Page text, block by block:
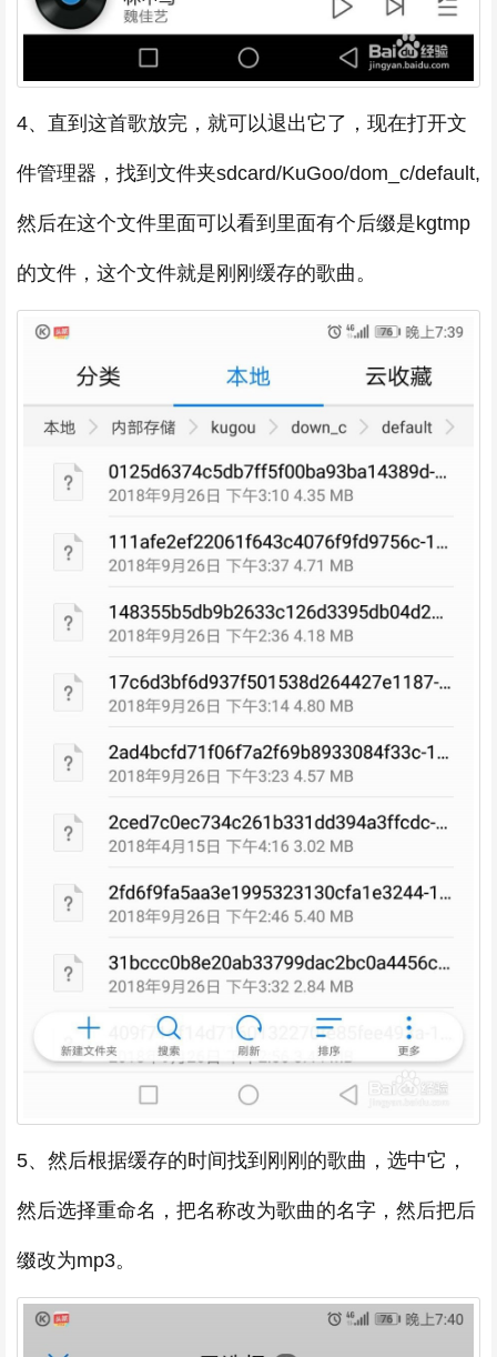
4、直到这首歌放完，就可以退出它了，现在打开文
件管理器，找到文件夹sdcard/KuGoo/dom_c/default,
然后在这个文件里面可以看到里面有个后缀是kgtmp
的文件，这个文件就是刚刚缓存的歌曲。
5、然后根据缓存的时间找到刚刚的歌曲，选中它，
然后选择重命名，把名称改为歌曲的名字，然后把后
缀改为mp3。